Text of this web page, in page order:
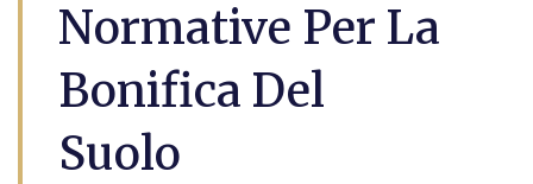
Normative Per La
Bonifica Del
Suolo